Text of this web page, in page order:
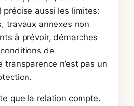
précise aussi les limites:
travaux annexes non
à prévoir, démarches
de
transparence n’est pas un
que la relation compte.